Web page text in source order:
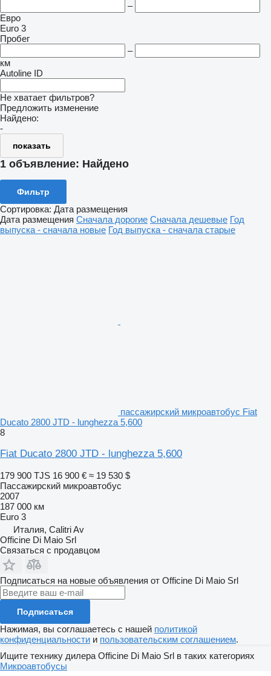
–
Евро
Euro 3
Пробег
–
км
Autoline ID
Не хватает фильтров?
Предложить изменение
Найдено:
-
показать
1 объявление: Найдено
Фильтр
Сортировка: Дата размещения
Дата размещения Сначала дорогие Сначала дешевые Год
выпуска - сначала новые Год выпуска - сначала старые
пассажирский микроавтобус Fiat
Ducato 2800 JTD - lunghezza 5,600
8
Fiat Ducato 2800 JTD - lunghezza 5,600
179 900 TJS 16 900 € ≈ 19 530 $
Пассажирский микроавтобус
2007
187 000 км
Euro 3
Италия, Calitri Av
Officine Di Maio Srl
Связаться с продавцом
Подписаться на новые объявления от Officine Di Maio Srl
Подписаться
Нажимая, вы соглашаетесь с нашей политикой
конфиденциальности и пользовательским соглашением.
Ищите технику дилера Officine Di Maio Srl в таких категориях
Микроавтобусы